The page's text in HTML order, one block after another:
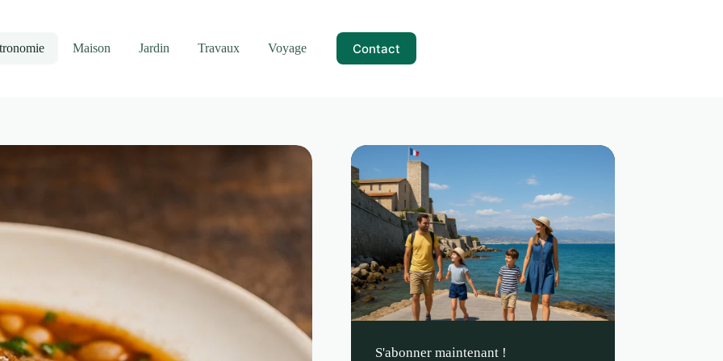
Maison Jardin Travaux Voyage Contact
S'abonner maintenant !